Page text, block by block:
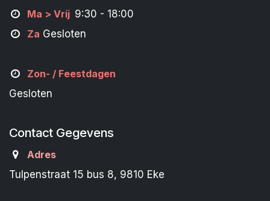
Ma > Vrij 9:30 - 18:00
Za Gesloten
Zon- / Feestdagen
Gesloten
Contact Gegevens
Adres
Tulpenstraat 15 bus 8, 9810 Eke